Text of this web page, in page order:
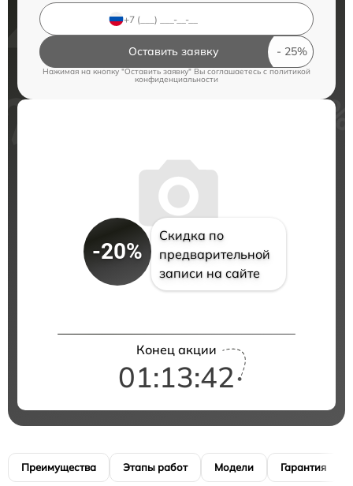
Оставить заявку
Нажимая на кнопку "Оставить заявку" Вы соглашаетесь c политикой
конфиденциальности
-20%
Скидка по
предварительной
записи на сайте
Конец акции
01:13:41
Преимущества Этапы работ Модели Гарантия